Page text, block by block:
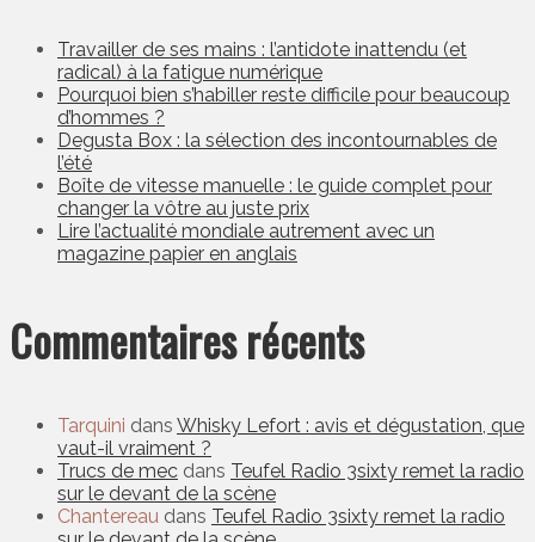
Travailler de ses mains : l’antidote inattendu (et
radical) à la fatigue numérique
Pourquoi bien s’habiller reste difficile pour beaucoup
d’hommes ?
Degusta Box : la sélection des incontournables de
l’été
Boîte de vitesse manuelle : le guide complet pour
changer la vôtre au juste prix
Lire l’actualité mondiale autrement avec un
magazine papier en anglais
Commentaires récents
Tarquini dans Whisky Lefort : avis et dégustation, que
vaut-il vraiment ?
Trucs de mec dans Teufel Radio 3sixty remet la radio
sur le devant de la scène
Chantereau dans Teufel Radio 3sixty remet la radio